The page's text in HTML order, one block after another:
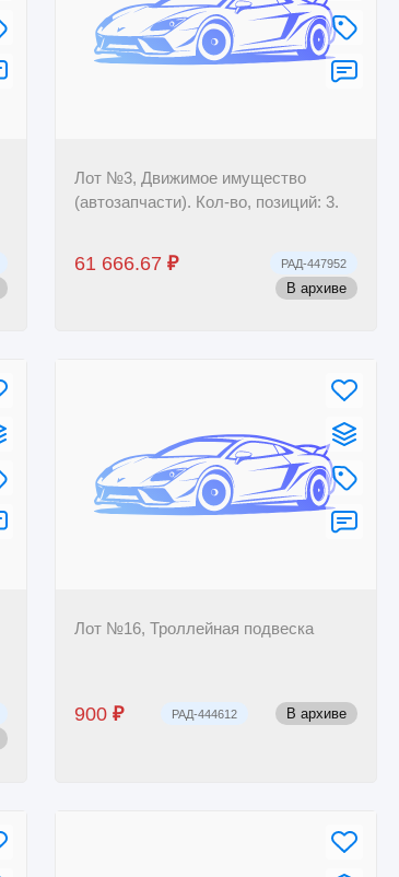
Лот №3, Движимое имущество
(автозапчасти). Кол-во, позиций: 3.
61 666.67 ₽ РАД-447952
В архиве
Лот №16, Троллейная подвеска
900 ₽ РАД-444612 В архиве